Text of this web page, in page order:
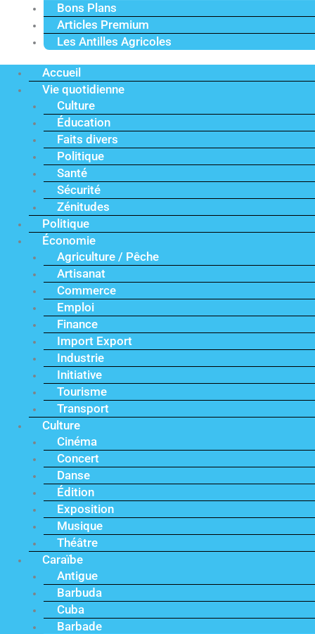
Bons Plans
Articles Premium
Les Antilles Agricoles
Accueil
Vie quotidienne
Culture
Éducation
Faits divers
Politique
Santé
Sécurité
Zénitudes
Politique
Économie
Agriculture / Pêche
Artisanat
Commerce
Emploi
Finance
Import Export
Industrie
Initiative
Tourisme
Transport
Culture
Cinéma
Concert
Danse
Édition
Exposition
Musique
Théâtre
Caraïbe
Antigue
Barbuda
Cuba
Barbade